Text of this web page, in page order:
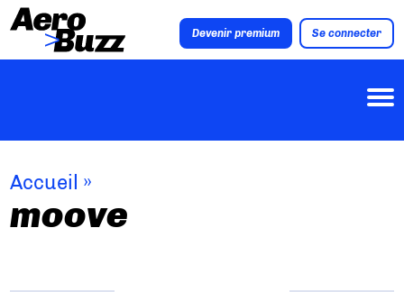
Devenir premium Se connecter
Accueil »
moove